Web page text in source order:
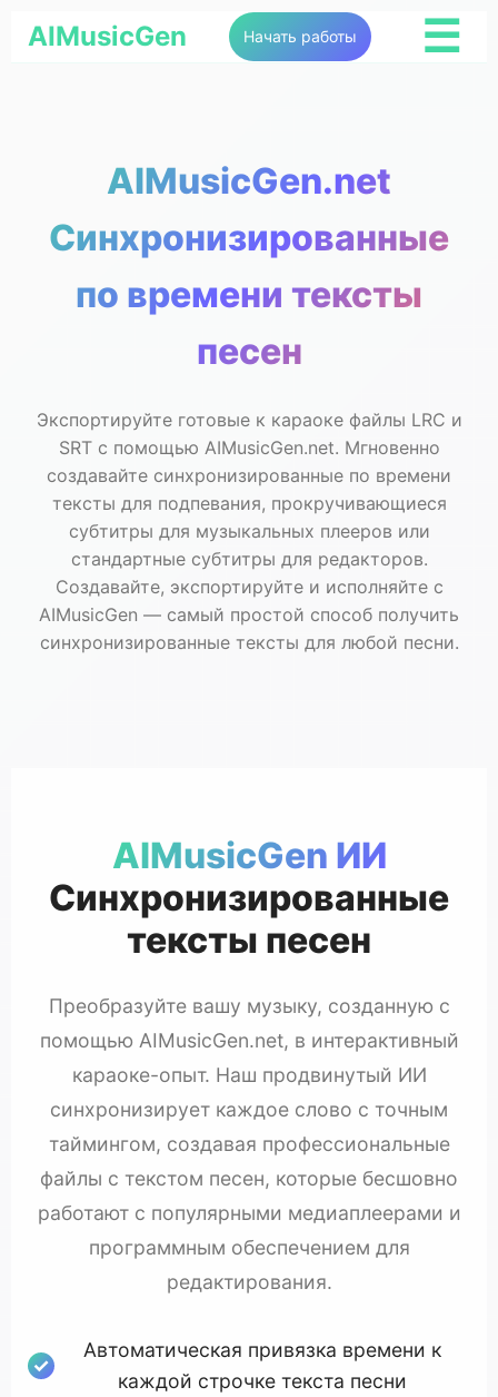
AIMusicGen Начать работы ☰
AIMusicGen.net
Синхронизированные
по времени тексты
песен
Экспортируйте готовые к караоке файлы LRC и
SRT с помощью AIMusicGen.net. Мгновенно
создавайте синхронизированные по времени
тексты для подпевания, прокручивающиеся
субтитры для музыкальных плееров или
стандартные субтитры для редакторов.
Создавайте, экспортируйте и исполняйте с
AIMusicGen — самый простой способ получить
синхронизированные тексты для любой песни.
AIMusicGen ИИ
Синхронизированные
тексты песен
Преобразуйте вашу музыку, созданную с
помощью AIMusicGen.net, в интерактивный
караоке-опыт. Наш продвинутый ИИ
синхронизирует каждое слово с точным
таймингом, создавая профессиональные
файлы с текстом песен, которые бесшовно
работают с популярными медиаплеерами и
программным обеспечением для
редактирования.
Автоматическая привязка времени к
каждой строчке текста песни